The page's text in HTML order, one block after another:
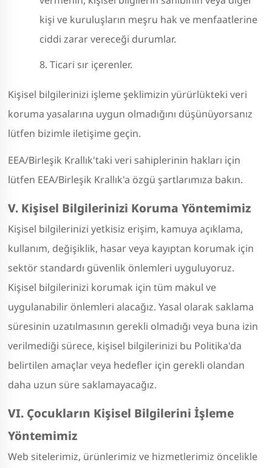
kişi ve kuruluşların meşru hak ve menfaatlerine
ciddi zarar vereceği durumlar.
Ticari sır içerenler.
Kişisel bilgilerinizi işleme şeklimizin yürürlükteki veri
koruma yasalarına uygun olmadığını düşünüyorsanız
lütfen bizimle iletişime geçin.
EEA/Birleşik Krallık'taki veri sahiplerinin hakları için
lütfen EEA/Birleşik Krallık'a özgü şartlarımıza bakın.
V. Kişisel Bilgilerinizi Koruma Yöntemimiz
Kişisel bilgilerinizi yetkisiz erişim, kamuya açıklama,
kullanım, değişiklik, hasar veya kayıptan korumak için
sektör standardı güvenlik önlemleri uyguluyoruz.
Kişisel bilgilerinizi korumak için tüm makul ve
uygulanabilir önlemleri alacağız. Yasal olarak saklama
süresinin uzatılmasının gerekli olmadığı veya buna izin
verilmediği sürece, kişisel bilgilerinizi bu Politika'da
belirtilen amaçlar veya hedefler için gerekli olandan
daha uzun süre saklamayacağız.
VI. Çocukların Kişisel Bilgilerini İşleme
Yöntemimiz
Web sitelerimiz, ürünlerimiz ve hizmetlerimiz öncelikle